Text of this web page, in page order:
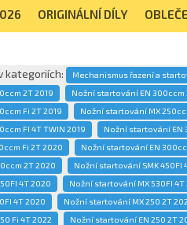
ORIGINÁLNÍ DÍLY
kategoriích:
Mechanismus řazení a
2T 2019
Nožní startování EN 300ccm
Fi 2T 2019
Nožní startování MX
FI 4T TWIN 2019
Nožní startování EN
Fi 2T 2020
Nožní startování EN
2T 2020
Nožní startování SMK 450FI
4T 2020
Nožní startování MX 530FI 4T
4T 2020
Nožní startování MX 250 2T
Fi 4T 2022
Nožní startování EN 250 2T